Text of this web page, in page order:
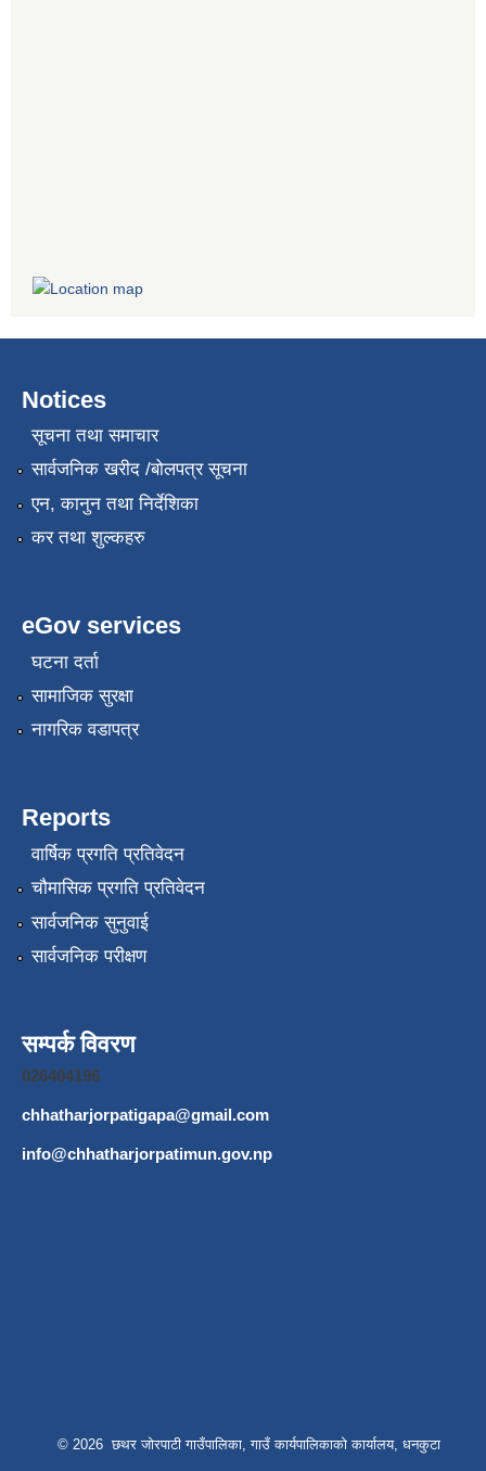
Notices
सूचना तथा समाचार
सार्वजनिक खरीद /बोलपत्र सूचना
एन, कानुन तथा निर्देशिका
कर तथा शुल्कहरु
eGov services
घटना दर्ता
सामाजिक सुरक्षा
नागरिक वडापत्र
Reports
वार्षिक प्रगति प्रतिवेदन
चौमासिक प्रगति प्रतिवेदन
सार्वजनिक सुनुवाई
सार्वजनिक परीक्षण
सम्पर्क विवरण
026404196
chhatharjorpatigapa@gmail.com
info@chhatharjorpatimun.gov.np
© 2026 छथर जोरपाटी गाउँपालिका, गाउँ कार्यपालिकाको कार्यालय, धनकुटा